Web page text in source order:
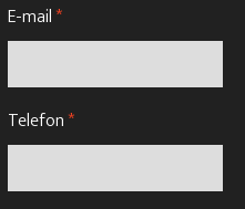
E-mail*
Telefon*